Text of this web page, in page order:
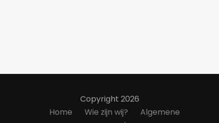
Copyright 2026
Home
Wie zijn wij?
Algemene